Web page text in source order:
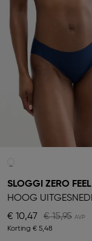
SLOGGI ZERO FEEL
€ 10,47
€ 15,95
Korting € 5,48